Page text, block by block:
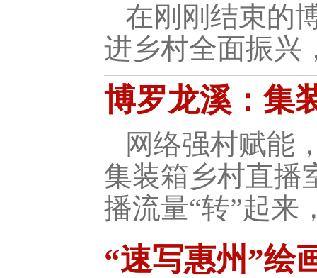
在刚刚结束的
进乡村全面振兴
博罗龙溪：集
网络强村赋能
集装箱乡村直播
播流量“转”起来
“速写惠州”绘